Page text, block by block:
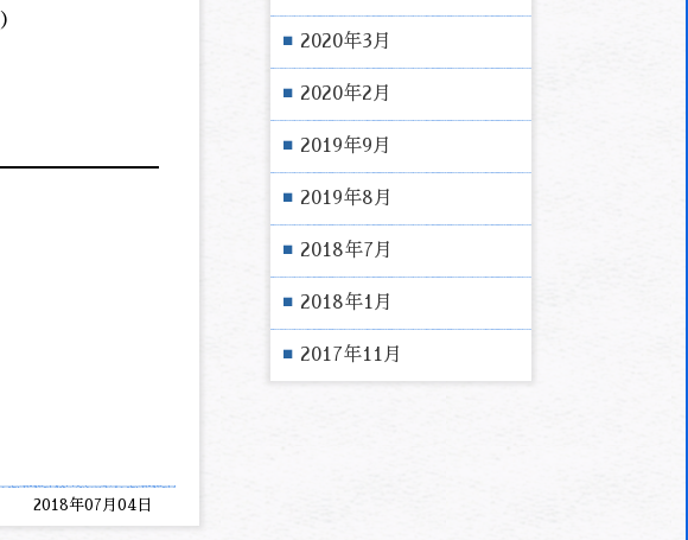
）
2018年07月04日
2020年3月
2020年2月
2019年9月
2019年8月
2018年7月
2018年1月
2017年11月